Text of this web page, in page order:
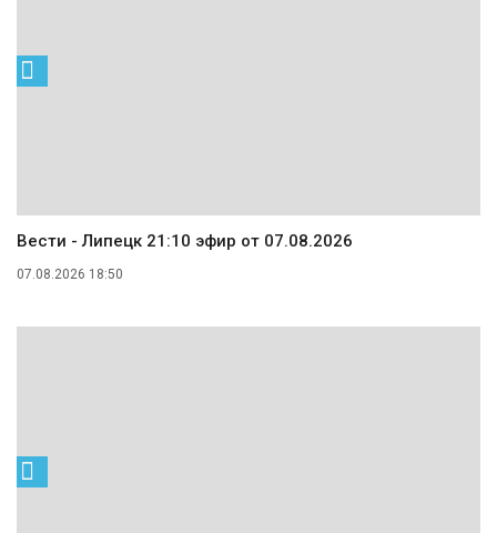
Вести - Липецк 21:10 эфир от 07.08.2026
07.08.2026 18:50